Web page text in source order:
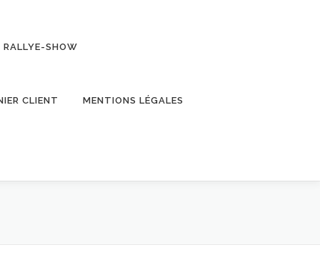
RALLYE-SHOW
CLIENT MENTIONS LÉGALES